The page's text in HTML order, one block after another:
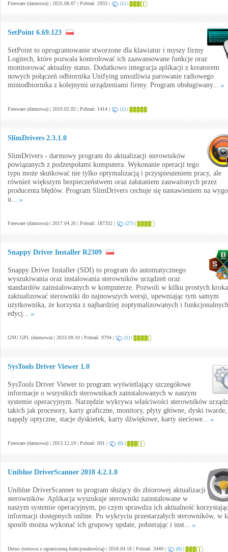
Freeware (darmowa) | 2025.08.07 | Pobrań: 2933 | (1) |
SetPoint 6.69.123
SetPoint to oprogramowanie stworzone dla klawiatur i myszy firmy
Logitech, które pozwala kontrolować ich zaawansowane funkcje oraz
monitorować aktualny status. Dodatkowo integracja aplikacji z kreatorem
nowych połączeń odbiornika Unifying umożliwia parowanie radiowego
miniodbiornika z kolejnymi urządzeniami firmy. Program obsługiwany...
Freeware (darmowa) | 2019.02.05 | Pobrań: 1414 | (1) |
SlimDrivers 2.3.1.0
SlimDrivers - darmowy program do aktualizacji sterowników
powiązanych z podzespołami komputera. Wykonanie operacji tego
typu może skutkować nie tylko optymalizacją i przyspieszeniem pracy, ale
również większym bezpieczeństwem oraz załataniem zauważonych przez
producenta błędów. Program SlimDrivers cechuje się nastawieniem na
u...
Freeware (darmowa) | 2017.04.26 | Pobrań: 187332 | (27) |
Snappy Driver Installer R2309
Snappy Driver Installer (SDI) to program do automatycznego
wyszukiwania oraz instalowania sterowników urządzeń oraz
standardów zainstalowanych w komputerze. Pozwoli w kilku prostych
zaktualizować sterowniki do najnowszych wersji, upewniając tym samym
użytkownika, że korzysta z najbardziej zoptymalizowanych i funkcjonalnych
edycj...
GNU GPL (darmowa) | 2023.09.10 | Pobrań: 9794 | (1) |
SysTools Driver Viewer 1.0
SysTools Driver Viewer to program wyświetlający szczegółowe
informacje o wszystkich sterownikach zainstalowanych w naszym
systemie operacyjnym. Narzędzie wykrywa właściwości sterowników
takich jak procesory, karty graficzne, monitory, płyty główne, dyski twarde,
napędy optyczne, stacje dyskietek, karty dźwiękowe, karty sieciowe...
Freeware (darmowa) | 2013.12.19 | Pobrań: 691 | (0) |
Uniblue DriverScanner 2018 4.2.1.0
Uniblue DriverScanner to program służący do zbiorowej aktualizacji
sterowników. Aplikacja wyszukuje sterowniki zainstalowane w
naszym systemie operacyjnym, po czym sprawdza ich aktualność
informacji dostępnych online. Po wykryciu przestarzałych sterowników, w
sposób można wykonać ich grupowy update, pobierając i inst...
Demo (testowa z ograniczoną funkcjonalnością) | 2018.04.18 | Pobrań: 3449 | (0) |